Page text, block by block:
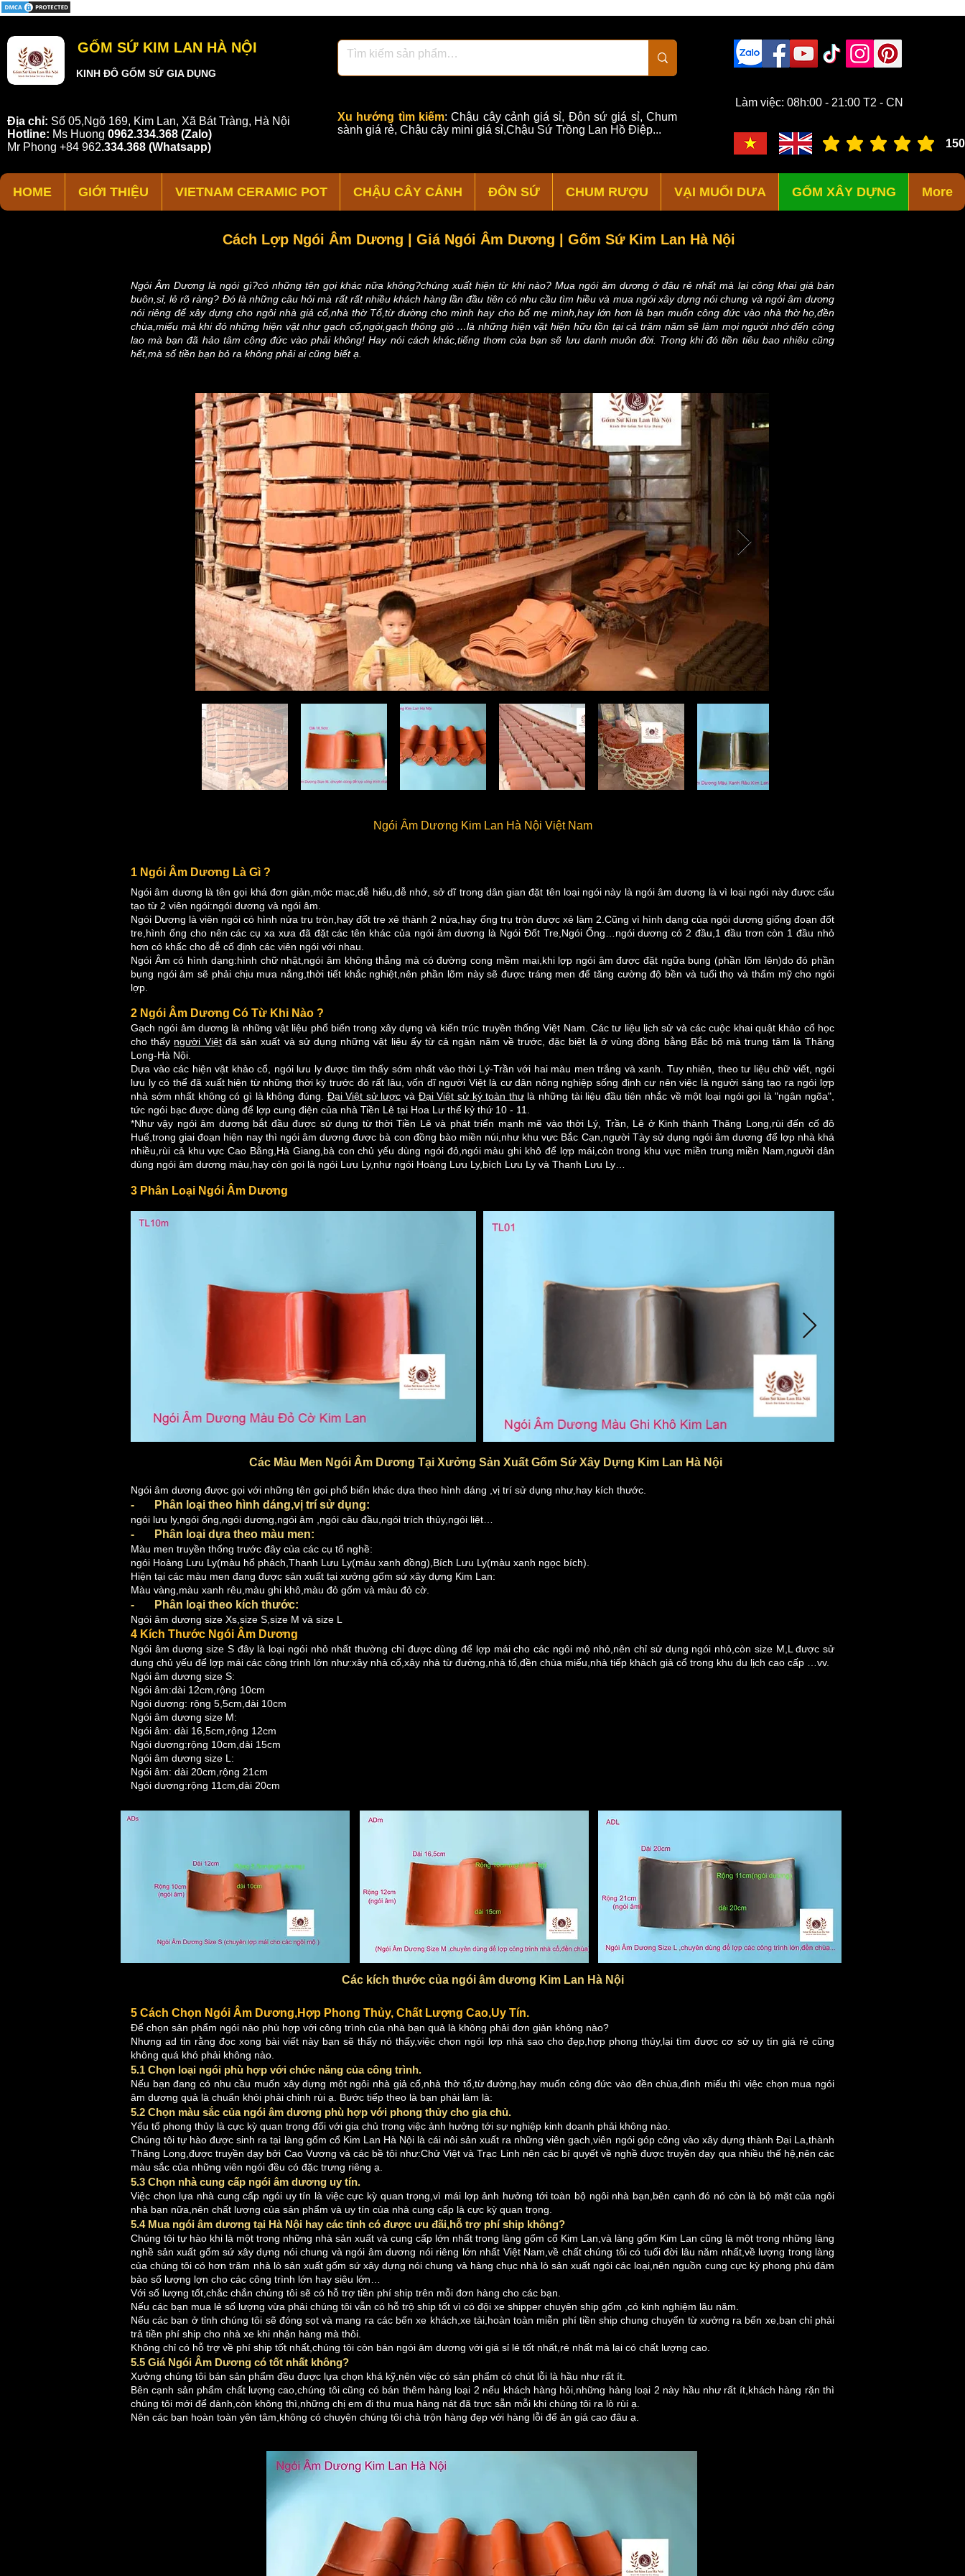
Cách Lợp Ngói Âm Dương | Giá Ngói Âm Dương | Gốm Sứ Kim Lan Hà Nội
Ngói Âm Dương là ngói gì?có những tên gọi khác nữa không?chúng xuất hiện từ khi nào? Mua ngói âm dương ở đâu rẻ nhất mà lại công khai giá bán
buôn,sỉ, lẻ rõ ràng? Đó là những câu hỏi mà rất rất nhiều khách hàng lần đầu tiên có nhu cầu tìm hiều và mua ngói xây dựng nói chung và ngói âm dương
nói riêng để xây dựng cho ngôi nhà giả cổ,nhà thờ Tổ,từ đường cho mình hay cho bố mẹ mình,hay lớn hơn là bạn muốn công đức vào nhà thờ họ,đền
chùa,miếu mà khi đó những hiện vật như gạch cổ,ngói,gạch thông gió …là những hiện vật hiện hữu tồn tại cả trăm năm sẽ làm mọi người nhớ đến công
lao mà bạn đã hảo tâm công đức vào phải không! Hay nói cách khác,tiếng thơm của bạn sẽ lưu danh muôn đời. Trong khi đó tiền tiêu bao nhiêu cũng
hết,mà số tiền bạn bỏ ra không phải ai cũng biết ạ.
Ngói Âm Dương Kim Lan Hà Nội Việt Nam
1 Ngói Âm Dương Là Gì ?
Ngói âm dương là tên gọi khá đơn giản,mộc mạc,dễ hiểu,dễ nhớ, sở dĩ trong dân gian đặt tên loại ngói này là ngói âm dương là vì loại ngói này được cấu
tạo từ 2 viên ngói:ngói dương và ngói âm.
Ngói Dương là viên ngói có hình nửa trụ tròn,hay đốt tre xẻ thành 2 nửa,hay ống trụ tròn được xẻ làm 2.Cũng vì hình dạng của ngói dương giống đoạn đốt
tre,hình ống cho nên các cụ xa xưa đã đặt các tên khác của ngói âm dương là Ngói Đốt Tre,Ngói Ống…ngói dương có 2 đầu,1 đầu trơn còn 1 đầu nhỏ
hơn có khấc cho dễ cố định các viên ngói với nhau.
Ngói Âm có hình dạng:hình chữ nhật,ngói âm không thẳng mà có đường cong mềm mại,khi lợp ngói âm được đặt ngữa bụng (phần lõm lên)do đó phần
bụng ngói âm sẽ phải chịu mưa nắng,thời tiết khắc nghiệt,nên phần lõm này sẽ được tráng men để tăng cường độ bền và tuổi thọ và thẩm mỹ cho ngói
lợp.
2 Ngói Âm Dương Có Từ Khi Nào ?
Gạch ngói âm dương là những vật liệu phổ biến trong xây dựng và kiến trúc truyền thống Việt Nam. Các tư liệu lịch sử và các cuộc khai quật khảo cổ học
cho thấy người Việtđã sản xuất và sử dụng những vật liệu ấy từ cả ngàn năm về trước, đặc biệt là ở vùng đồng bằng Bắc bộ mà trung tâm là Thăng
Long-Hà Nội.
Dựa vào các hiện vật khảo cổ, ngói lưu ly được tìm thấy sớm nhất vào thời Lý-Trần với hai màu men trắng và xanh. Tuy nhiên, theo tư liệu chữ viết, ngói
lưu ly có thể đã xuất hiện từ những thời kỳ trước đó rất lâu, vốn dĩ người Việt là cư dân nông nghiệp sống định cư nên việc là người sáng tạo ra ngói lợp
nhà sớm nhất không có gì là không đúng. Đại Việt sử lược và Đại Việt sử ký toàn thưlà những tài liệu đầu tiên nhắc về một loại ngói gọi là "ngân ngõa",
tức ngói bạc được dùng để lợp cung điện của nhà Tiền Lê tại Hoa Lư thế kỷ thứ 10 - 11.
*Như vậy ngói âm dương bắt đầu được sử dụng từ thời Tiền Lê và phát triển mạnh mẽ vào thời Lý, Trần, Lê ở Kinh thành Thăng Long,rùi đến cố đô
Huế,trong giai đoạn hiện nay thì ngói âm dương được bà con đồng bào miền núi,như khu vực Bắc Cạn,người Tày sử dụng ngói âm dương để lợp nhà khá
nhiều,rùi cả khu vực Cao Bằng,Hà Giang,bà con chủ yếu dùng ngói đỏ,ngói màu ghi khô để lợp mái,còn trong khu vực miền trung miền Nam,người dân
dùng ngói âm dương màu,hay còn gọi là ngói Lưu Ly,như ngói Hoàng Lưu Ly,bích Lưu Ly và Thanh Lưu Ly…
3 Phân Loại Ngói Âm Dương
Các Màu Men Ngói Âm Dương Tại Xưởng Sản Xuất Gốm Sứ Xây Dựng Kim Lan Hà Nội
Ngói âm dương được gọi với những tên gọi phổ biến khác dựa theo hình dáng ,vị trí sử dụng như,hay kích thước.
- Phân loại theo hình dáng,vị trí sử dụng:
ngói lưu ly,ngói ống,ngói dương,ngói âm ,ngói câu đầu,ngói trích thủy,ngói liệt…
- Phân loại dựa theo màu men:
Màu men truyền thống trước đây của các cụ tổ nghề:
ngói Hoàng Lưu Ly(màu hổ phách,Thanh Lưu Ly(màu xanh đồng),Bích Lưu Ly(màu xanh ngọc bích).
Hiện tại các màu men đang được sản xuất tại xưởng gốm sứ xây dựng Kim Lan:
Màu vàng,màu xanh rêu,màu ghi khô,màu đỏ gốm và màu đỏ cờ.
- Phân loại theo kích thước:
Ngói âm dương size Xs,size S,size M và size L
4 Kích Thước Ngói Âm Dương
Ngói âm dương size S đây là loại ngói nhỏ nhất thường chỉ được dùng để lợp mái cho các ngôi mộ nhỏ,nên chỉ sử dụng ngói nhỏ,còn size M,L được sử
dụng chủ yếu để lợp mái các công trình lớn như:xây nhà cổ,xây nhà từ đường,nhà tổ,đền chùa miếu,nhà tiếp khách giả cổ trong khu du lịch cao cấp …vv.
Ngói âm dương size S:
Ngói âm:dài 12cm,rộng 10cm
Ngói dương: rộng 5,5cm,dài 10cm
Ngói âm dương size M:
Ngói âm: dài 16,5cm,rộng 12cm
Ngói dương:rộng 10cm,dài 15cm
Ngói âm dương size L:
Ngói âm: dài 20cm,rộng 21cm
Ngói dương:rộng 11cm,dài 20cm
Các kích thước của ngói âm dương Kim Lan Hà Nội
5 Cách Chọn Ngói Âm Dương,Hợp Phong Thủy, Chất Lượng Cao,Uy Tín.
Để chọn sản phẩm ngói nào phù hợp với công trình của nhà bạn quả là không phải đơn giản không nào?
Nhưng ad tin rằng đọc xong bài viết này bạn sẽ thấy nó thấy,việc chọn ngói lợp nhà sao cho đẹp,hợp phong thủy,lại tìm được cơ sở uy tín giá rẻ cũng
không quá khó phải không nào.
5.1 Chọn loại ngói phù hợp với chức năng của công trình.
Nếu bạn đang có nhu cầu muốn xây dựng một ngôi nhà giả cổ,nhà thờ tổ,từ đường,hay muốn công đức vào đền chùa,đình miếu thì việc chọn mua ngói
âm dương quả là chuẩn khỏi phải chỉnh rùi ạ. Bước tiếp theo là bạn phải làm là:
5.2 Chọn màu sắc của ngói âm dương phù hợp với phong thủy cho gia chủ.
Yếu tố phong thủy là cực kỳ quan trọng đối với gia chủ trong việc ảnh hưởng tới sự nghiệp kinh doanh phải không nào.
Chúng tôi tự hào được sinh ra tại làng gốm cổ Kim Lan Hà Nội là cái nôi sản xuất ra những viên gạch,viên ngói góp công vào xây dựng thành Đại La,thành
Thăng Long,được truyền dạy bởi Cao Vương và các bề tôi như:Chử Việt và Trạc Linh nên các bí quyết về nghề được truyền dạy qua nhiều thế hệ,nên các
màu sắc của những viên ngói đều có đặc trưng riêng ạ.
5.3 Chọn nhà cung cấp ngói âm dương uy tín.
Việc chọn lựa nhà cung cấp ngói uy tín là việc cực kỳ quan trọng,vì mái lợp ảnh hưởng tới toàn bộ ngôi nhà bạn,bên cạnh đó nó còn là bộ mặt của ngôi
nhà bạn nữa,nên chất lượng của sản phẩm và uy tín của nhà cung cấp là cực kỳ quan trọng.
5.4 Mua ngói âm dương tại Hà Nội hay các tỉnh có được ưu đãi,hỗ trợ phí ship không?
Chúng tôi tự hào khi là một trong những nhà sản xuất và cung cấp lớn nhất trong làng gốm cổ Kim Lan,và làng gốm Kim Lan cũng là một trong những làng
nghề sản xuất gốm sứ xây dựng nói chung và ngói âm dương nói riêng lớn nhất Việt Nam,về chất chúng tôi có tuổi đời lâu năm nhất,về lượng trong làng
của chúng tôi có hơn trăm nhà lò sản xuất gốm sứ xây dựng nói chung và hàng chục nhà lò sản xuất ngói các loại,nên nguồn cung cực kỳ phong phú đảm
bảo số lượng lợn cho các công trình lớn hay siêu lớn…
Với số lượng tốt,chắc chắn chúng tôi sẽ có hỗ trợ tiền phí ship trên mỗi đơn hàng cho các bạn.
Nếu các bạn mua lẻ số lượng vừa phải chúng tôi vẫn có hỗ trộ ship tốt vì có đội xe shipper chuyên ship gốm ,có kinh nghiệm lâu năm.
Nếu các bạn ở tỉnh chúng tôi sẽ đóng sọt và mang ra các bến xe khách,xe tải,hoàn toàn miễn phí tiền ship chung chuyển từ xưởng ra bến xe,bạn chỉ phải
trả tiền phí ship cho nhà xe khi nhận hàng mà thôi.
Không chỉ có hỗ trợ về phí ship tốt nhất,chúng tôi còn bán ngói âm dương với giá sỉ lẻ tốt nhất,rẻ nhất mà lại có chất lượng cao.
5.5 Giá Ngói Âm Dương có tốt nhất không?
Xưởng chúng tôi bán sản phẩm đều được lựa chọn khá kỹ,nên việc có sản phẩm có chút lỗi là hầu như rất ít.
Bên cạnh sản phẩm chất lượng cao,chúng tôi cũng có bán thêm hàng loại 2 nếu khách hàng hỏi,những hàng loại 2 này hầu như rất ít,khách hàng rặn thì
chúng tôi mới để dành,còn không thì,những chị em đi thu mua hàng nát đã trực sẵn mỗi khi chúng tôi ra lò rùi ạ.
Nên các bạn hoàn toàn yên tâm,không có chuyện chúng tôi chà trộn hàng đẹp với hàng lỗi để ăn giá cao đâu ạ.
Làm việc: 08h:00 - 21:00 T2 - CN
Xu hướng tìm kiếm:Chậu cây cảnh giá sỉ, Đôn sứ giá sỉ,Chum
sành giá rẻ, Chậu cây mini giá sỉ,Chậu Sứ Trồng Lan Hồ Điệp...
Địa chỉ: Số 05,Ngõ 169, Kim Lan, Xã Bát Tràng, Hà Nội
Hotline: Ms Huong 0962.334.368 (Zalo)
Mr Phong +84 962.334.368 (Whatsapp)
KINH ĐÔ GỐM SỨ GIA DỤNG
GỐM SỨ KIM LAN HÀ NỘI
HOME GIỚI THIỆU VIETNAM CERAMIC POT CHẬU CÂY CẢNH ĐÔN SỨ CHUM RƯỢU VẠI MUỐI DƯA GỐM XÂY DỰNG More
150
đánh giá trung bình là 3 /